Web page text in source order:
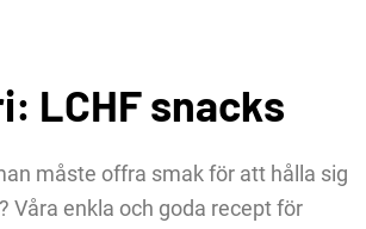
LCHF snacks
måste offra smak för att hålla sig
Våra enkla och goda recept för